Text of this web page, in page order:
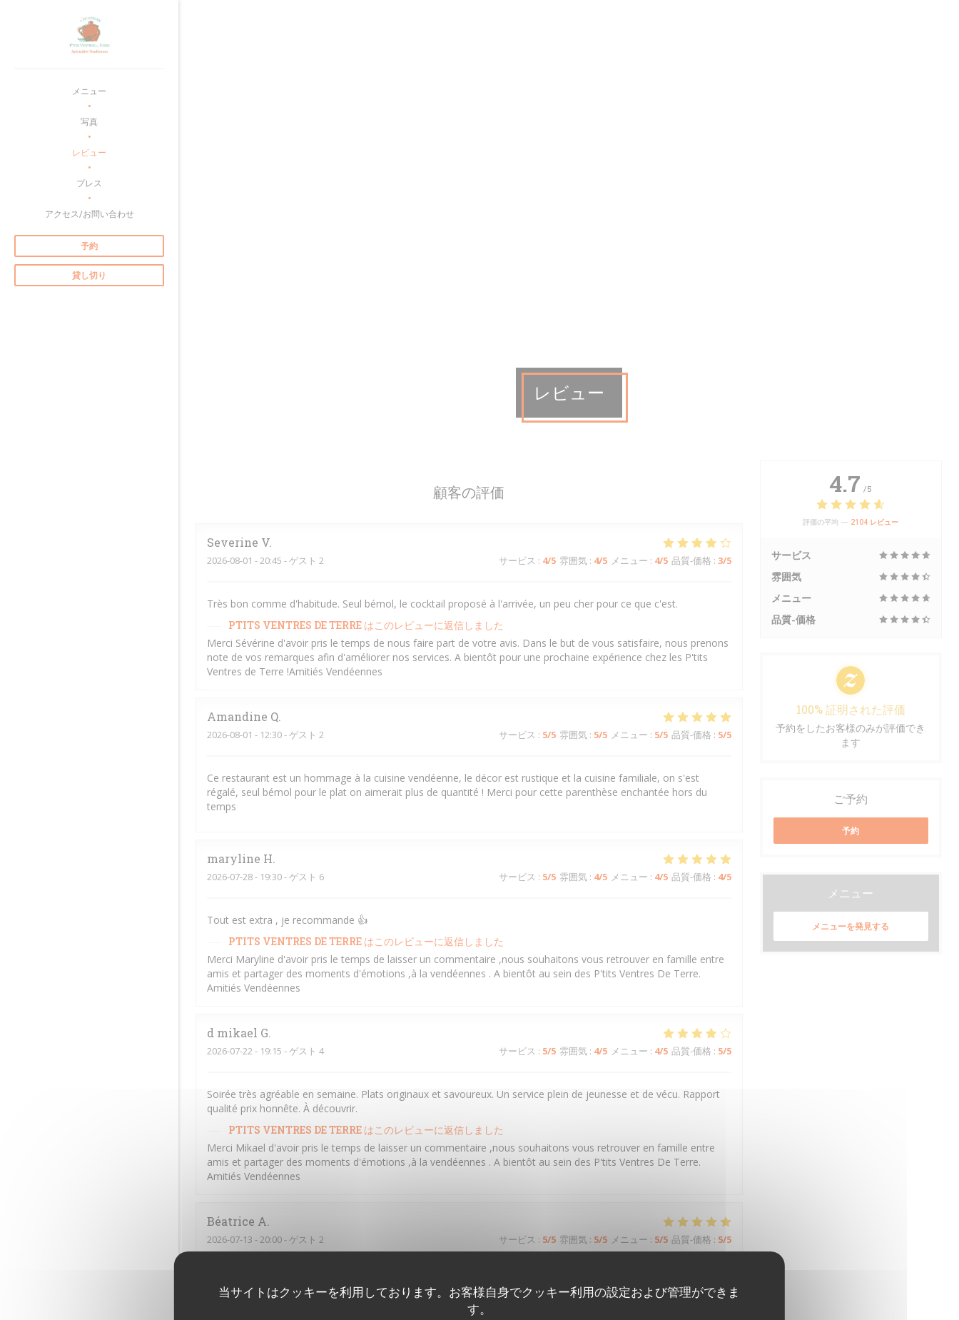
当サイトはクッキーを利用しております。お客様自身でクッキー利用の設定および管理ができま
す。
メニュー
写真
レビュー
プレス
アクセス/お問い合わせ
予約
貸し切り
レビュー
顧客の評価
Severine V
2026-08-01 - 20:45 - ゲスト 2 サービス : 4/5 雰囲気: 4/5 メニュー : 4/5 品質-価格 : 3/5
Très bon comme d'habitude. Seul bémol, le cocktail proposé à l'arrivée, un peu cher pour ce que c'est.
PTITS VENTRES DE TERRE はこのレビューに返信しました
Merci Sévérine d'avoir pris le temps de nous faire part de votre avis. Dans le but de vous satisfaire, nous prenons
note de vos remarques afin d'améliorer nos services. A bientôt pour une prochaine expérience chez les P'tits
Ventres de Terre !Amitiés Vendéennes
Amandine Q
2026-08-01 - 12:30 - ゲスト 2 サービス : 5/5 雰囲気: 5/5 メニュー : 5/5 品質-価格 : 5/5
Ce restaurant est un hommage à la cuisine vendéenne, le décor est rustique et la cuisine familiale, on s'est
régalé, seul bémol pour le plat on aimerait plus de quantité ! Merci pour cette parenthèse enchantée hors du
temps
maryline H
2026-07-28- 19:30 - ゲスト 6 サービス : 5/5 雰囲気: 4/5 メニュー : 4/5 品質-価格 : 4/5
Tout est extra , je recommande 👍
PTITS VENTRES DE TERRE はこのレビューに返信しました
Merci Maryline d'avoir pris le temps de laisser un commentaire ,nous souhaitons vous retrouver en famille entre
amis et partager des moments d'émotions ,à la vendéennes . A bientôt au sein des P'tits Ventres De Terre.
Amitiés Vendéennes
d mikael G
2026-07-22 - 19:15 - ゲスト 4 サービス : 5/5 雰囲気: 4/5 メニュー : 4/5 品質-価格 : 5/5
Soirée très agréable en semaine. Plats originaux et savoureux. Un service plein de jeunesse et de vécu. Rapport
qualité prix honnête. À découvrir.
PTITS VENTRES DE TERRE はこのレビューに返信しました
Merci Mikael d'avoir pris le temps de laisser un commentaire ,nous souhaitons vous retrouver en famille entre
amis et partager des moments d'émotions ,à la vendéennes . A bientôt au sein des P'tits Ventres De Terre.
Amitiés Vendéennes
Béatrice A
2026-07-13 - 20:00 - ゲスト 2 サービス : 5/5 雰囲気 : 5/5 メニュー : 5/5 品質-価格 : 5/5
はこのレビューに返信しました
4.7 /5
評価の平均 — 2104 レビュー
サービス
雰囲気
メニュー
品質-価格
100% 証明された評価
予約をしたお客様のみが評価でき
ます
ご予約
予約
メニュー
メニューを発見する